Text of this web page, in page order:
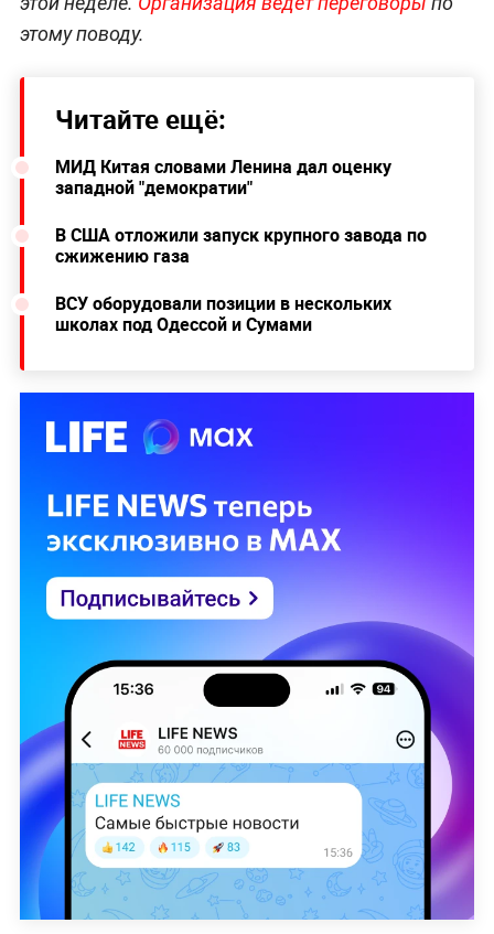
этому поводу.
Читайте ещё:
МИД Китая словами Ленина дал оценку
западной "демократии"
В США отложили запуск крупного завода по
сжижению газа
ВСУ оборудовали позиции в нескольких
школах под Одессой и Сумами